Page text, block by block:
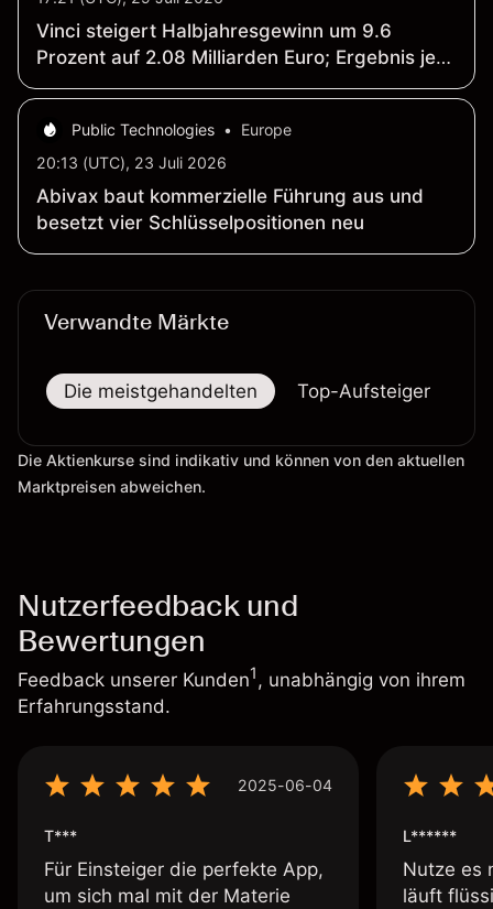
Vinci steigert Halbjahresgewinn um 9.6
Prozent auf 2.08 Milliarden Euro; Ergebnis je
Aktie klettert 11 Prozent auf 3.70 Euro (H1
Public Technologies •
Europe
20:13 (UTC), 23 Juli 2026
Abivax baut kommerzielle Führung aus und
besetzt vier Schlüsselpositionen neu
Verwandte Märkte
Die meistgehandelten Top-Aufsteiger
Die Aktienkurse sind indikativ und können von den aktuellen
Marktpreisen abweichen.
Nutzerfeedback und
Bewertungen
Feedback unserer Kunden1, unabhängig von ihrem
Erfahrungsstand.
2025-06-04
T***
Für Einsteiger die perfekte App,
um sich mal mit der Materie
L******
Nutze es
läuft